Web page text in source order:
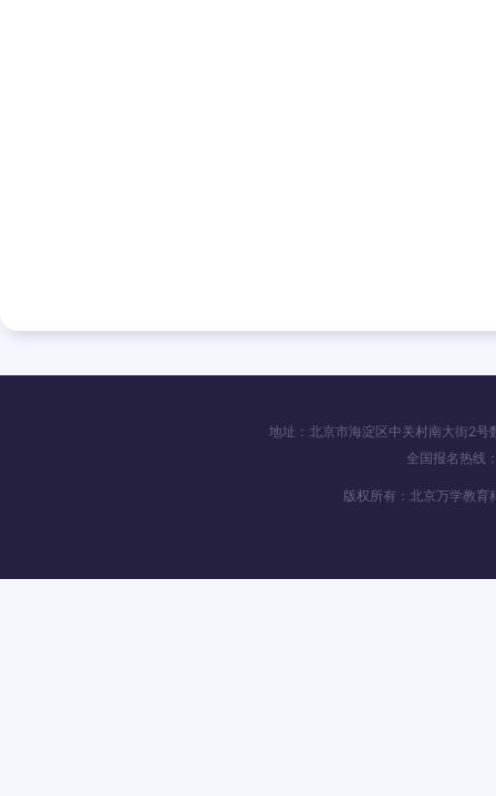
地址：北京市海淀区中关村南大
全国报名热
版权所有：北京万学教